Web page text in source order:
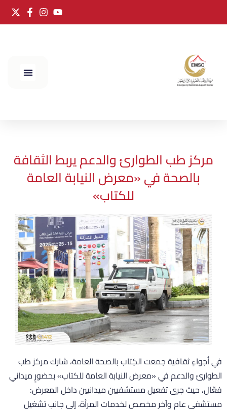
مركز طب الطوارئ والدعم يربط الثقافة
بالصحة في «معرض النيابة العامة
للكتاب»
أجواءٍ ثقافية جمعت الكِتاب بالصحة العامة، شارك مركز طب
والدعم في «معرض النيابة العامة للكتاب» بحضورٍ ميداني
حيث جرى تفعيل مستشفيين ميدانيين داخل المعرض:
عام وآخر مخصص لخدمات المرأة، إلى جانب تشغيل